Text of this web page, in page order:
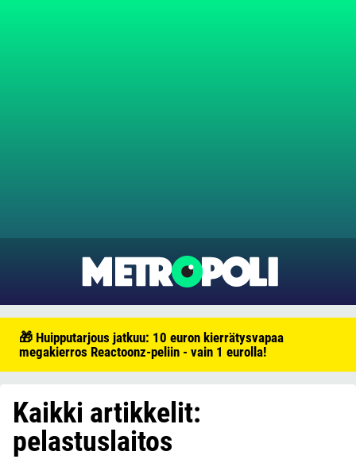
🎁 Huipputarjous jatkuu: 10 euron kierrätysvapaa
megakierros Reactoonz-peliin - vain 1 eurolla!
Kaikki artikkelit:
pelastuslaitos